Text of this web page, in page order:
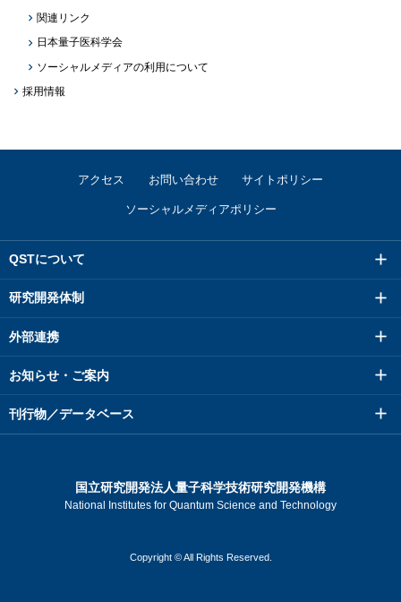
関連リンク
日本量子医科学会
ソーシャルメディアの利用について
採用情報
アクセス お問い合わせ サイトポリシー
ソーシャルメディアポリシー
QSTについて
研究開発体制
外部連携
お知らせ・ご案内
刊行物／データベース
国立研究開発法人量子科学技術研究開発機構
National Institutes for Quantum Science and Technology
Copyright © All Rights Reserved.